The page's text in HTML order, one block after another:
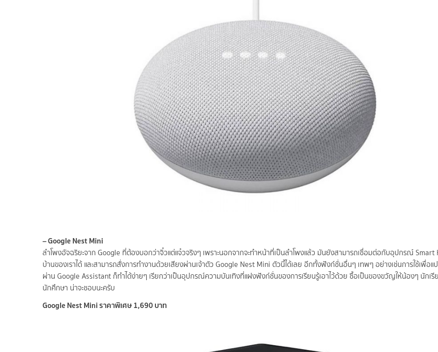
– Google Nest Mini
ลำโพงอัจฉริยะจาก Google ที่ต้องบอกว่าจิ๋วแต่แจ๋วจริงๆ เพราะนอกจากจะทำหน้าที่เป็นลำโพงแล้ว มันยังสามารถเชื่อมต่อกับอุปกรณ์ Smart
บ้านของเราได้ และสามารถสั่งการทำงานด้วยเสียงผ่านเจ้าตัว Google Nest Mini ตัวนี้ได้เลย อีกทั้งฟังก์ชั่นอื่นๆ เทพๆ อย่างเช่นการใช้เพื่อแ
ผ่าน Google Assistant ก็ทำได้ง่ายๆ เรียกว่าเป็นอุปกรณ์ความบันเทิงที่แฝงฟังก์ชั่นของการเรียนรู้เอาไว้ด้วย ซื้อเป็นของขวัญให้น้องๆ นักเรี
นักศึกษา น่าจะชอบนะครับ
Google Nest Mini ราคาพิเศษ 1,690 บาท